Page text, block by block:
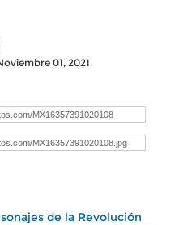
01, 2021
de la Revolución